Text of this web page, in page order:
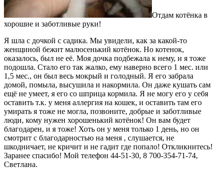
Отдам котёнка в
хорошие и заботливые руки!
Я шла с дочкой с садика. Мы увидели, как за какой-то
женщиной бежит малюсенький котёнок. Но котенок,
оказалось, был не её. Моя дочка подбежала к нему, и я тоже
подошла. Стало его так жалко, ему наверно всего 1 мес. или
1,5 мес., он был весь мокрый и голодный. Я его забрала
домой, помыла, высушила и накормила. Он даже кушать сам
ещё не умеет, я его со шприца кормила. Я не могу его у себя
оставить т.к. у меня аллергия на кошек, и оставить там его
умирать я тоже не могла, позвоните, добрые и заботливые
люди, кому нужен хорошенький котёнок! Он вам будет
благодарен, и я тоже! Хоть он у меня только 1 день, но он
смотрит с благодарностью на меня , слушается, не
шкодничает, не кричит и не гадит где попало! Откликнитесь!
Заранее спасибо! Мой телефон 44-51-30, 8 700-354-71-74,
Светлана.